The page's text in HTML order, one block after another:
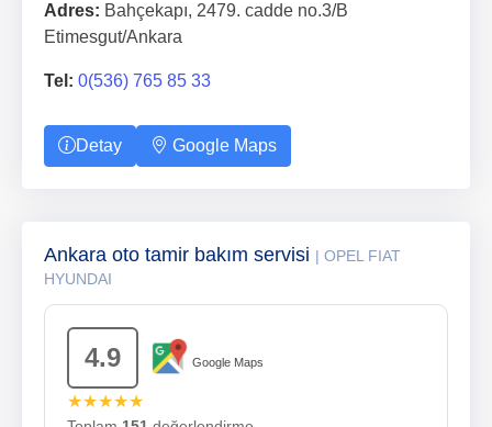
Adres: Bahçekapı, 2479. cadde no.3/B
Etimesgut/Ankara
Tel: 0(536) 765 85 33
Detay Google Maps
Ankara oto tamir bakım servisi | OPEL FIAT
HYUNDAI
4.9 Google Maps
★★★★★